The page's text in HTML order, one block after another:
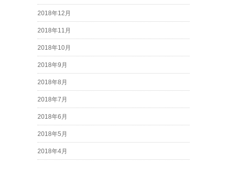
2018年12月
2018年11月
2018年10月
2018年9月
2018年8月
2018年7月
2018年6月
2018年5月
2018年4月